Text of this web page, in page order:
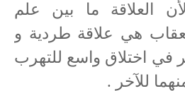
العلاقة ما بين علم
هي علاقة طردية و
في اختلاق واسع للتهرب
للآخر .